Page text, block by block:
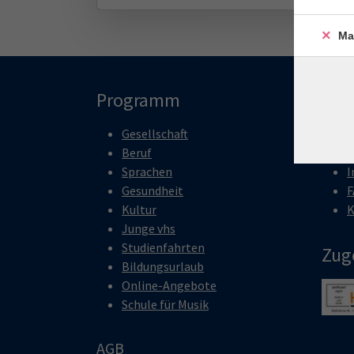
Programm
Gesellschaft
Beruf
Sprachen
Gesundheit
Kultur
Junge vhs
Studienfahrten
Bildungsurlaub
Online-Angebote
Schule für Musik
AGB